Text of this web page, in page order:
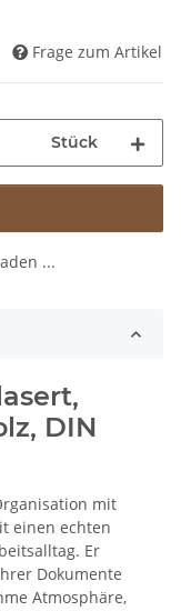
Frage zum Artikel
Stück
...
DIN
mit
einen echten
Er
Dokumente
Atmosphäre,